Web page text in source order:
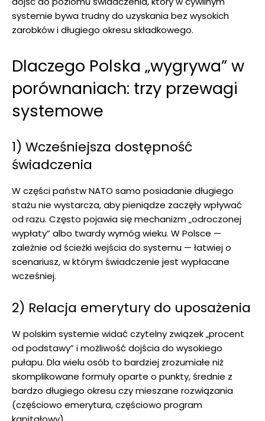
systemie bywa trudny do uzyskania bez wysokich
zarobków i długiego okresu składkowego.
Dlaczego Polska „wygrywa” w
porównaniach: trzy przewagi
systemowe
1) Wcześniejsza dostępność
świadczenia
W części państw NATO samo posiadanie długiego
stażu nie wystarcza, aby pieniądze zaczęły wpływać
od razu. Często pojawia się mechanizm „odroczonej
wypłaty” albo twardy wymóg wieku. W Polsce —
zależnie od ścieżki wejścia do systemu — łatwiej o
scenariusz, w którym świadczenie jest wypłacane
wcześniej.
2) Relacja emerytury do uposażenia
W polskim systemie widać czytelny związek „procent
od podstawy” i możliwość dojścia do wysokiego
pułapu. Dla wielu osób to bardziej zrozumiałe niż
skomplikowane formuły oparte o punkty, średnie z
bardzo długiego okresu czy mieszane rozwiązania
(częściowo emerytura, częściowo program